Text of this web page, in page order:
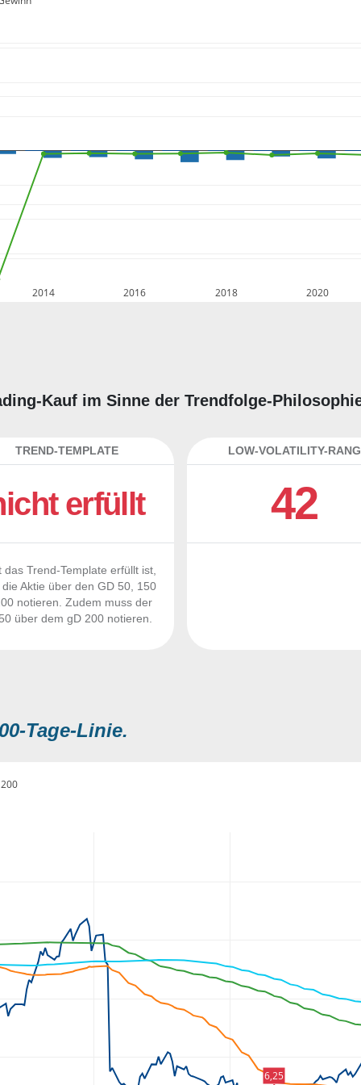
2014 2016 2018 2020
Kauf im Sinne der Trendfolge-
TREND-TEMPLATE
erfüllt
das Trend-Template erfüllt ist,
Aktie über den GD 50, 150
notieren. Zudem muss der
über dem gD 200 notieren.
LOW-VOLATILITY-RANG
42
Tage-Linie.
6,25